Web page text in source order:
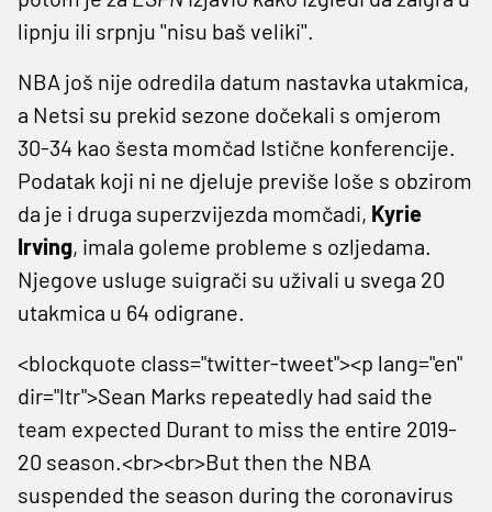
lipnju ili srpnju ''nisu baš veliki''.
NBA još nije odredila datum nastavka utakmica,
a Netsi su prekid sezone dočekali s omjerom
30-34 kao šesta momčad Istične konferencije.
Podatak koji ni ne djeluje previše loše s obzirom
da je i druga superzvijezda momčadi, Kyrie
Irving, imala goleme probleme s ozljedama.
Njegove usluge suigrači su uživali u svega 20
utakmica u 64 odigrane.
<blockquote class="twitter-tweet"><p lang="en"
dir="ltr">Sean Marks repeatedly had said the
team expected Durant to miss the entire 2019-
20 season.<br><br>But then the NBA
suspended the season during the coronavirus